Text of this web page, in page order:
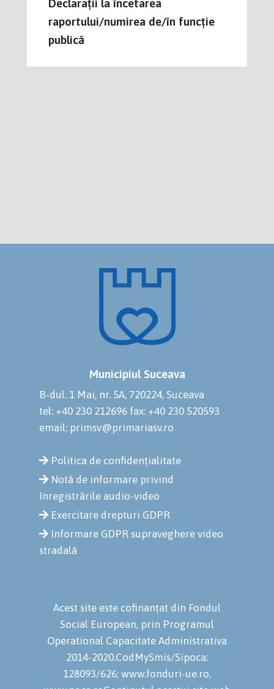
Declarații la încetarea
raportului/numirea de/în funcție
publică
Municipiul Suceava
B-dul. 1 Mai, nr. 5A, 720224, Suceava
tel: +40 230 212696 fax: +40 230 520593
email: primsv@primariasv.ro
Politica de confidențialitate
Notă de informare privind
înregistrările audio-video
Exercitare drepturi GDPR
Informare GDPR supraveghere video
stradală
Acest site este cofinanțat din Fondul
Social European, prin Programul
Operational Capacitate Administrativa
2014-2020.CodMySmis/Sipoca:
128093/626; www.fonduri-ue.ro,